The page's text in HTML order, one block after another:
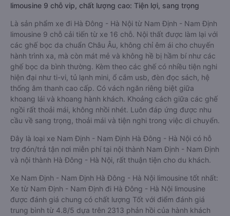
limousine 9 chỗ vip, chất lượng cao: Tiện lợi, sang trọng
Là sản phẩm xe đi Hà Đông - Hà Nội từ Nam Định - Nam Định
limousine 9 chỗ cải tiến từ xe 16 chỗ. Nội thất được làm lại với
các ghế bọc da chuẩn Châu Âu, không chỉ êm ái cho chuyến
hành trình xa, mà còn mát mẻ và không hề bị hầm bí như các
ghế bọc da bình thường. Kèm theo các ghế có nhiều tiện nghi
hiện đại như ti-vi, tủ lạnh mini, ổ cắm usb, đèn đọc sách, hệ
thống âm thanh cao cấp. Có vách ngăn riêng biệt giữa
khoang lái và khoang hành khách. Khoảng cách giữa các ghế
ngồi rất thoải mái, không nhồi nhét. Luôn đáp ứng được nhu
cầu về sang trọng, thoải mái và tiện nghi trong việc di chuyển.
Đây là loại xe Nam Định - Nam Định Hà Đông - Hà Nội có hỗ
trợ đón/trả tận nơi miễn phí tại nội thành Nam Định - Nam Định
và nội thành Hà Đông - Hà Nội, rất thuận tiện cho du khách.
Xe Nam Định - Nam Định Hà Đông - Hà Nội limousine tốt nhất:
Xe từ Nam Định - Nam Định đi Hà Đông - Hà Nội limousine
được đánh giá chung có chất lượng Tốt với điểm đánh giá
trung bình từ 4.8/5 dựa trên 2313 phản hồi của hành khách